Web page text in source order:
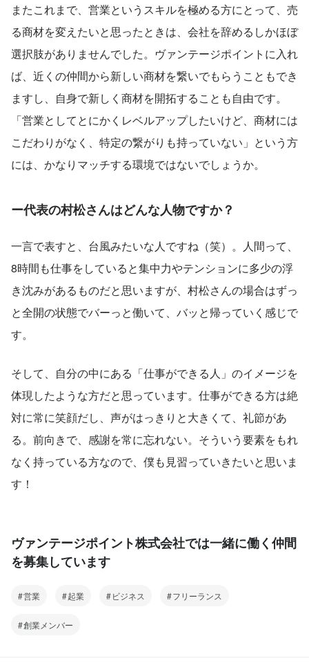
またこれまで、営業というスキルを極める方にとって、売
る商材を変えたいと思ったときは、会社を辞めるしかほぼ
選択肢がありませんでした。ヴァンテージポイントに入れ
ば、近くの仲間から新しい商材を繋いでもらうこともでき
ますし、自身で新しく商材を開拓することも自由です。
「営業としてとにかくレベルアップしたいけど、商材には
こだわりがなく、特定の繋がりも持っていない」という方
には、かなりマッチする環境ではないでしょうか。
ー代表の村松さんはどんな人物ですか？
一言で表すと、台風みたいな人ですね（笑）。人間って、
8時間も仕事をしていると集中力やテンションに多少の浮
き沈みがあるものだと思いますが、村松さんの場合はずっ
と全開の状態でバーっと働いて、バッと帰っていく感じで
す。
そして、自分の中にある「仕事ができる人」のイメージを
体現したような方だと思っています。仕事ができる方は絶
対に常に笑顔だし、声がはっきりと大きくて、礼節があ
る。前向きで、感謝を常に忘れない。そういう要素をもれ
なく持っている方なので、僕も見習っていきたいと思いま
す！
ヴァンテージポイント株式会社では一緒に働く仲間
を募集しています
営業 起業 ビジネス フリーランス
創業メンバー